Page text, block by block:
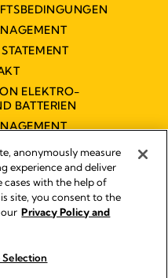
ELEKTRO-
BATTERIEN
anonymously measure
experience and deliver
cases with the help of
site, you consent to the
our Privacy Policy and